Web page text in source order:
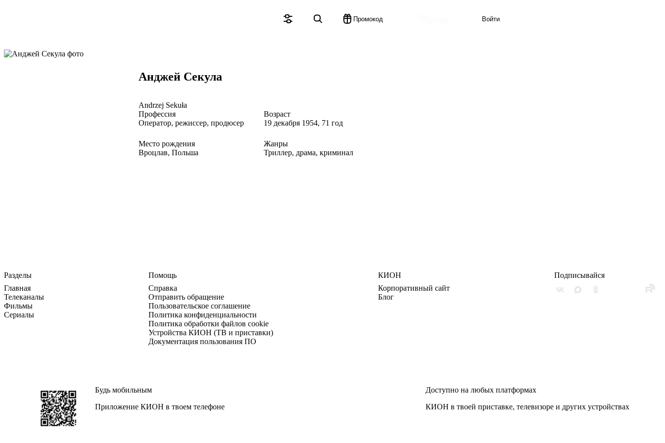
Промокод Войти
Анджей Секула
Andrzej Sekuła
Профессия
Оператор, режиссер, продюсер
Возраст
19 декабря 1954, 71 год
Место рождения
Вроцлав, Польша
Жанры
Триллер, драма, криминал
Разделы
Главная
Телеканалы
Фильмы
Сериалы
Помощь
Справка
Отправить обращение
Пользовательское соглашение
Политика конфиденциальности
Политика обработки файлов cookie
Устройства КИОН (ТВ и приставки)
Документация пользования ПО
КИОН
Корпоративный сайт
Блог
Подписывайся
Будь мобильным
Приложение КИОН в твоем телефоне
Доступно на любых платформах
КИОН в твоей приставке, телевизоре и других устройствах